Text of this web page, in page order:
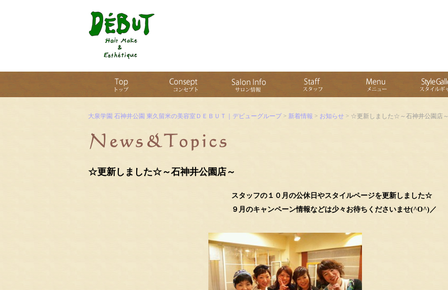
大泉学園 石神井公園 東久留米の美容室ＤＥＢＵＴ｜デビューグループ > 新着情報 > お知らせ > ☆更新しました☆～石神井公園店～
☆更新しました☆～石神井公園店～
スタッフの１０月の公休日やスタイルページを更新しました☆
９月のキャンペーン情報などは少々お待ちくださいませ(^O^)／